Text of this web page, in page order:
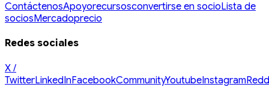
ContáctenosApoyorecursosconvertirse en socioLista de
sociosMercadoprecio
Redes sociales
X /
TwitterLinkedInFacebookCommunityYoutubeInstagram